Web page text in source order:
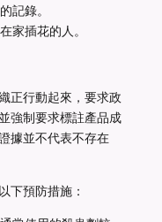
記錄。
家插花的人。
正行動起來，要求政
強制要求標註產品成
據並不代表不存在
下預防措施：